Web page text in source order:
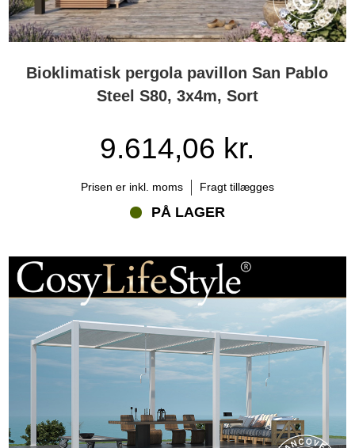
Bioklimatisk pergola pavillon San Pablo
Steel S80, 3x4m, Sort
9.614,06 kr.
Prisen er inkl. moms Fragt tillægges
PÅ LAGER